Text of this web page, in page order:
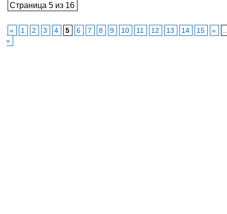
Страница 5 из 16
« 1 2 3 4 5 6 7 8 9 10 11 12 13 14 15 »
»